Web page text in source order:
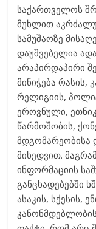
საქართველოს
მუხლით
სამუშაოზე
დაუშვებელია
არაპირდაპირი
მინიჭება რასის,
რელიგიის,
ეროვნული,
წარმოშობის,
მდგომარეობისა
მიხედვით.
ინფორმაციის
განცხადებებში
ასაკის, სქესის,